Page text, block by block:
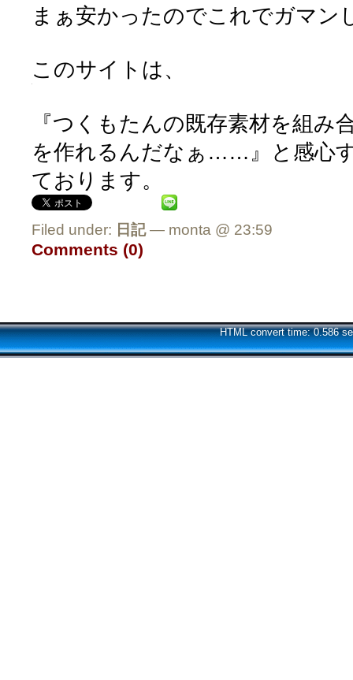
まぁ安かったのでこれでガマン
このサイトは、
『つくもたんの既存素材を組み
を作れるんだなぁ……』と感心
ております。
Filed under: 日記— monta @ 23:59
Comments (0)
HTML convert time: 0.586